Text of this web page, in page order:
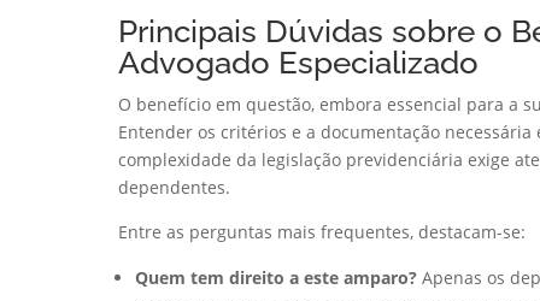
Principais Dúvidas sobre o
Advogado Especializado
O benefício em questão, embora essencial para a
Entender os critérios e a documentação
complexidade da legislação previdenciária exige
dependentes.
Entre as perguntas mais frequentes, destacam-se:
Quem tem direito a este amparo? Apenas os